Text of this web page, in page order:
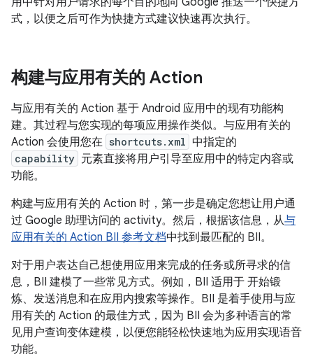
式，以便之后可作为快捷方式建议快速再次执行。
构建与应用有关的 Action
与应用有关的 Action 基于 Android 应用中的现有功能构
建。其过程与您实现的每项应用操作类似。与应用有关的
Action 会使用您在 shortcuts.xml 中指定的
capability 元素直接将用户引导至应用中的特定内容或
功能。
构建与应用有关的 Action 时，第一步是确定您想让用户通
过 Google 助理访问的 activity。然后，根据该信息，从与
应用有关的 Action BII 参考文档中找到最匹配的 BII。
对于用户表达自己想使用应用来完成的任务或所寻求的信
息，BII 建模了一些常见方式。例如，BII 适用于 开始锻
炼、发送消息和在应用内搜索等操作。BII 是着手使用与应
用有关的 Action 的最佳方式，因为 BII 会为多种语言的常
见用户查询变体建模，以便您能轻松快速地为应用实现语音
功能。